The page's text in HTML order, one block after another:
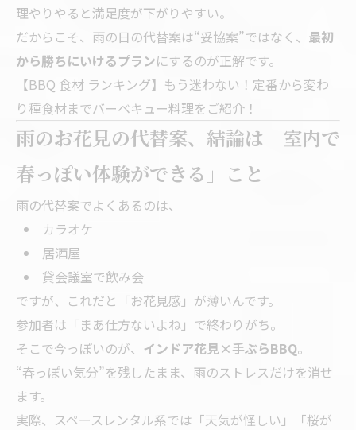
理やりやると満足度が下がりやすい。
だからこそ、雨の日の代替案は“妥協案”ではなく、 最初
から勝ちにいけるプランにするのが正解です。
【BBQ 食材 ランキング】もう迷わない！定番から変わ
り種食材までバーベキュー料理をご紹介！
雨のお花見の代替案、結論は「室内で
春っぽい体験ができる」こと
雨の代替案でよくあるのは、
カラオケ
居酒屋
貸会議室で飲み会
ですが、これだと「お花見感」が薄いんです。
参加者は「まあ仕方ないよね」で終わりがち。
そこで今っぽいのが、 インドア花見×手ぶらBBQ。
“春っぽい気分”を残したまま、雨のストレスだけを消せ
ます。
実際、スペースレンタル系では「天気が怪しい」「桜が